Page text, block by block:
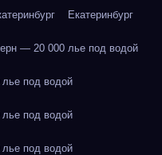
Екатеринбург
— 20 000 лье под водой
под водой
под водой
под водой